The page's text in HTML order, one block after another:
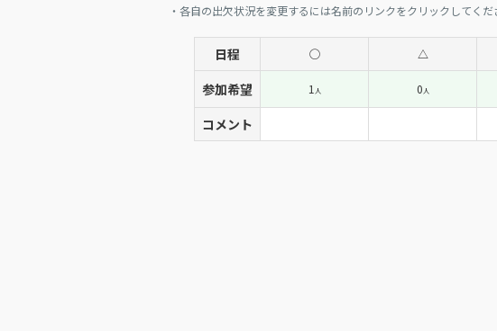
・各自の出欠状況を変更するには名前のリンクをクリックしてくだ
日程 ◯ △
参加希望 1 人 0人
コメント